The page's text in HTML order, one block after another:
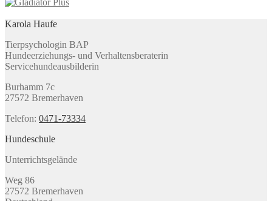
Karola Haufe
Tierpsychologin BAP
Hundeerziehungs- und Verhaltensberaterin
Servicehundeausbilderin
Burhamm 7c
27572 Bremerhaven
Telefon: 0471-73334
Hundeschule
Unterrichtsgelände
Weg 86
27572 Bremerhaven